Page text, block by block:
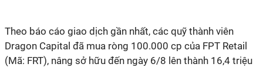
Theo báo cáo giao dịch gần nhất, các quỹ thành viên
Dragon Capital đã mua ròng 100.000 cp của FPT Retail
(Mã: FRT), nâng sở hữu đến ngày 6/8 lên thành 16,4 triệu